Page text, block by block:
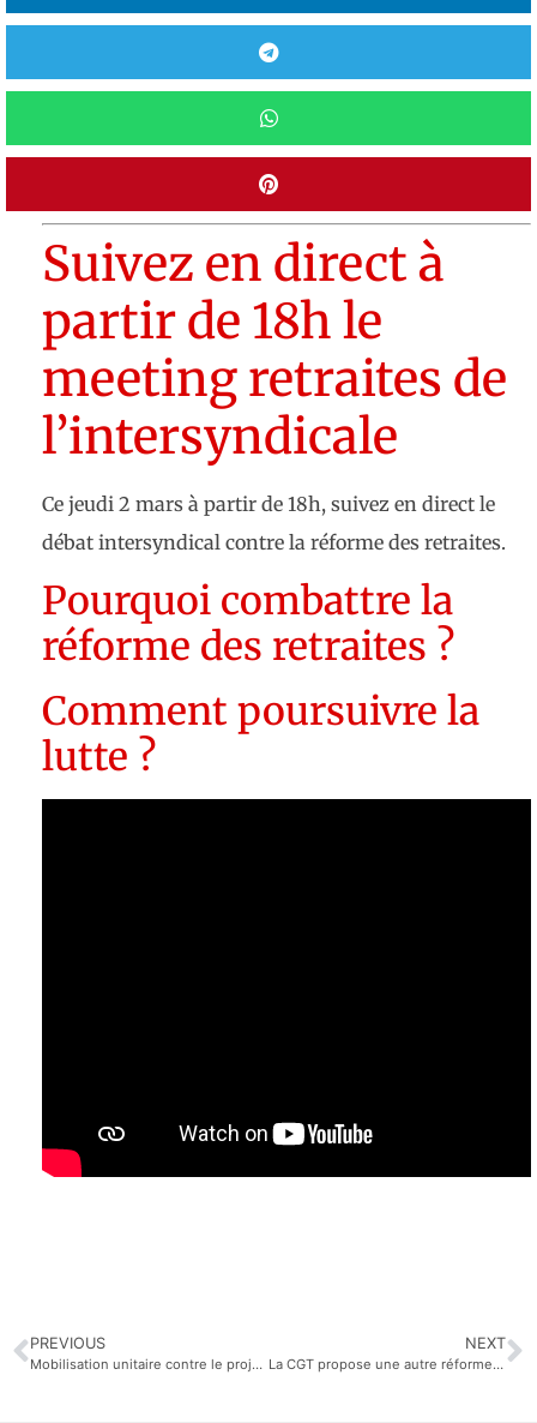
Suivez en direct à
partir de 18h le
meeting retraites de
l’intersyndicale
Ce jeudi 2 mars à partir de 18h, suivez en direct le
débat intersyndical contre la réforme des retraites.
Pourquoi combattre la
réforme des retraites ?
Comment poursuivre la
lutte ?
PREVIOUS
Mobilisation unitaire contre le projet de réforme des retraites
NEXT
La CGT propose une autre réforme du système des retraites